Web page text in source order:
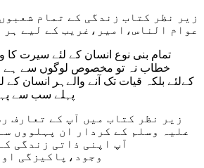
زیر نظر کتاب زندگی کے تمام
عوام الناس،امیر،غریب کے لیے ہر
تمام بنی نوع انسان کے لئے سیرت کا
خطاب نہ تو مخصوص لوگوں سے
کےلئے بلکہ قیات تک آنے والےہر انسان کے
پہلے سب سے
زیر نظر کتاب میں آپ کے تعارف
علیہ وسلم کے کردار ان پہلووں
آپ اپنی ذاتی زندگی
وجود،پاکیزگی